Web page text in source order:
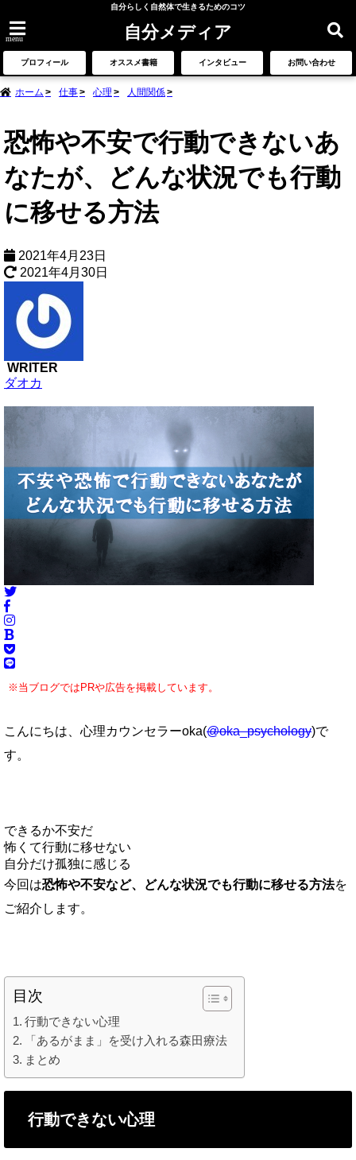
自分らしく自然体で生きるためのコツ
menu 自分メディア
プロフィール オススメ書籍 インタビュー お問い合わせ
ホーム 仕事 心理 人間関係
恐怖や不安で行動できないあ
なたが、どんな状況でも行動
に移せる方法
2021年4月23日
2021年4月30日
WRITER
ダオカ
※当ブログではPRや広告を掲載しています。
こんにちは、心理カウンセラーoka(@oka_psychology)で
す。
できるか不安だ
怖くて行動に移せない
自分だけ孤独に感じる
今回は恐怖や不安など、どんな状況でも行動に移せる方法を
ご紹介します。
目次
行動できない心理
「あるがまま」を受け入れる森田療法
まとめ
行動できない心理